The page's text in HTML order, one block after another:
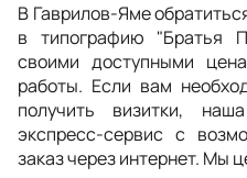
В Гаврилов-Яме
в типографию "Братья
своими доступными
работы. Если вам
получить визитки,
экспресс-сервис с
заказ через интернет. Мы